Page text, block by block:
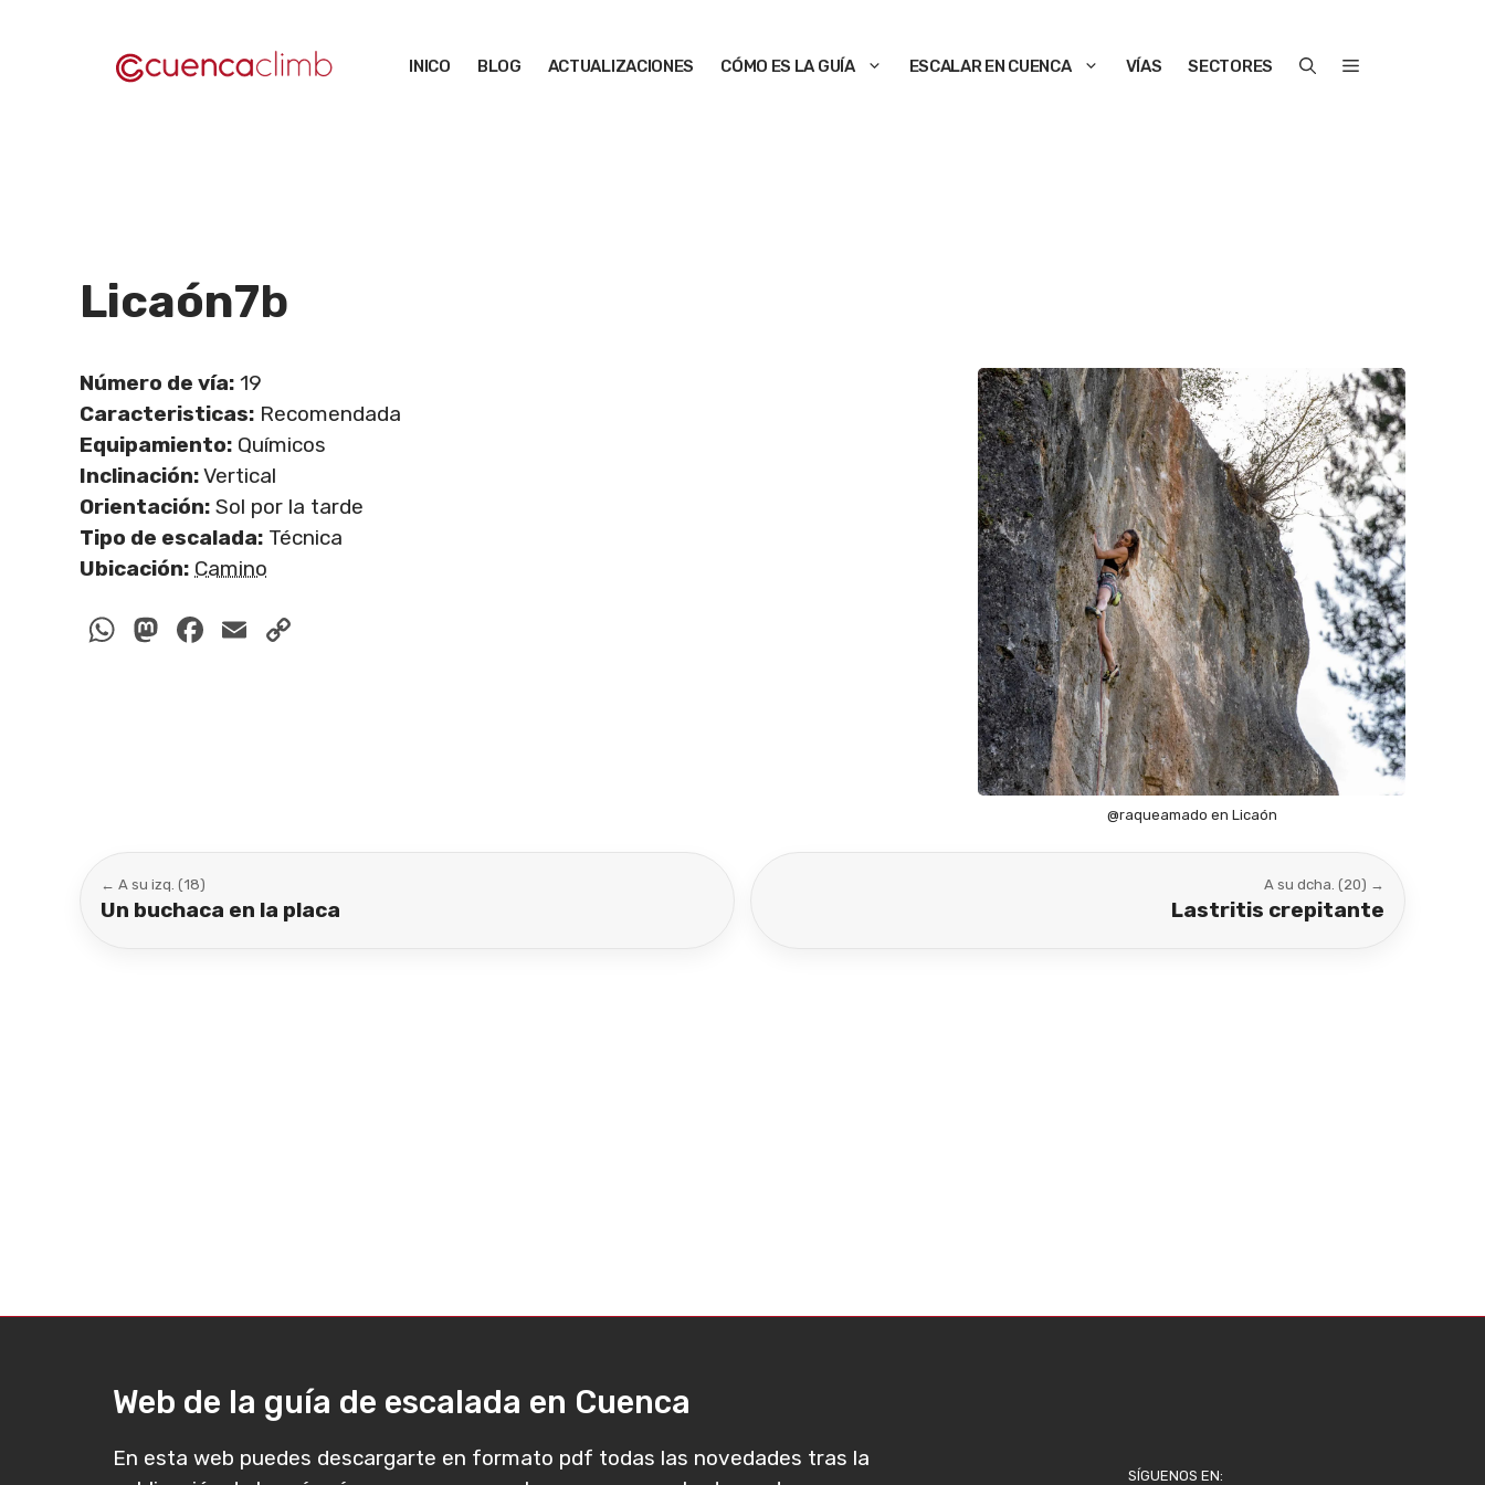
INICO BLOG ACTUALIZACIONES CÓMO ES LA GUÍA ESCALAR EN CUENCA VÍAS SECTORES
Licaón7b
Número de vía: 19
Caracteristicas: Recomendada
Equipamiento: Químicos
Inclinación:Vertical
Orientación: Sol por la tarde
Tipo de escalada: Técnica
Ubicación: Camino
WhatsApp
Mastodon
Facebook
Email
@raqueamado en Licaón
← A su izq. (18)
Un buchaca en la placa
A su dcha. (20) →
Lastritis crepitante
Web de la guía de escalada en Cuenca
En esta web puedes descargarte en formato pdf todas las novedades tras la
SÍGUENOS EN: